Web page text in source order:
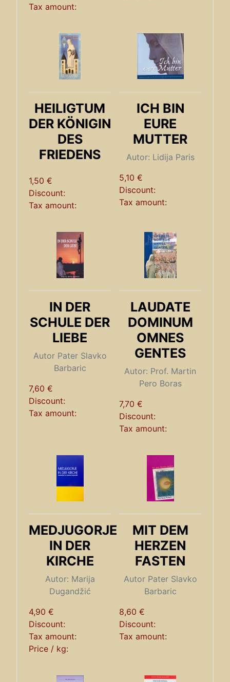
Tax amount:
HEILIGTUM
DER KÖNIGIN
DES
FRIEDENS
1,50 €
Discount:
Tax amount:
ICH BIN
EURE
MUTTER
Autor: Lidija Paris
5,10 €
Discount:
Tax amount:
IN DER
SCHULE DER
LIEBE
Autor Pater Slavko
Barbaric
7,60 €
Discount:
Tax amount:
LAUDATE
DOMINUM
OMNES
GENTES
Autor: Prof. Martin
Pero Boras
7,70 €
Discount:
Tax amount:
MEDJUGORJE
IN DER
KIRCHE
Autor: Marija
Dugandžić
4,90 €
Discount:
Tax amount:
Price / kg:
MIT DEM
HERZEN
FASTEN
Autor Pater Slavko
Barbaric
8,60 €
Discount:
Tax amount: